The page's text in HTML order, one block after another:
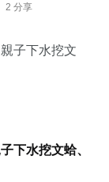
2 分享
下水挖文蛤、